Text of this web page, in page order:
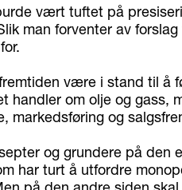
vært tuftet på
man forventer av
være i stand til å
handler om olje og
markedsføring og
og grundere på den
har turt å utfordre